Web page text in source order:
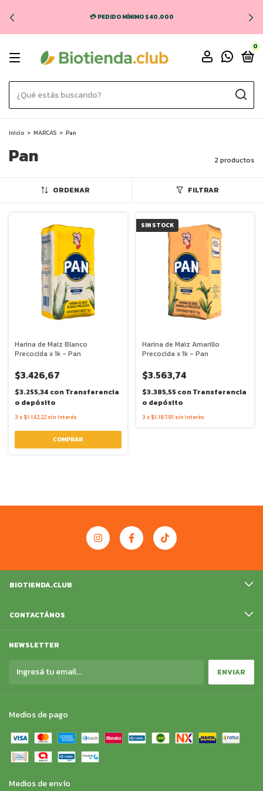
💳 PEDIDO MÍNIMO $40.000
0
Inicio > MARCAS > Pan
Pan 2 productos
ORDENAR FILTRAR
Harina de Maiz Blanco
Precocida x 1k - Pan
$3.426,67
$3.255,34 conTransferencia
o depósito
3 x $1.142,22 sin interés
SIN STOCK
Harina de Maiz Amarillo
Precocida x 1k - Pan
$3.563,74
$3.385,55conTransferencia
o depósito
3 x $1.187,91 sin interés
BIOTIENDA.CLUB
CONTACTÁNOS
NEWSLETTER
Medios de pago
Medios de envío